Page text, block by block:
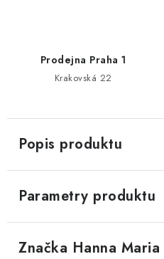
Prodejna Praha 1
Krakovská 22
Popis produktu
Parametry produktu
Značka Hanna